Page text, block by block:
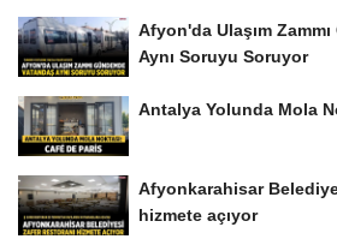
Afyon'da Ulaşım
Aynı Soruyu Soruyor
Antalya Yolunda Mola
Afyonkarahisar
hizmete açıyor